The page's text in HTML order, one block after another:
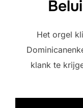
Het orgel
klank te